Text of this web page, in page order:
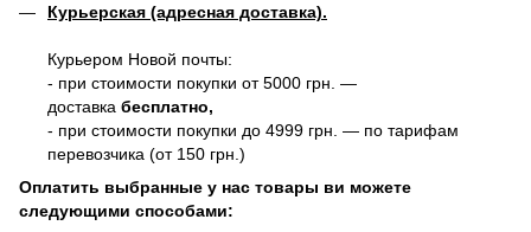
Курьерская (адресная доставка).
Курьером Новой почты:
- при стоимости покупки от 5000 грн. —
доставка бесплатно,
- при стоимости покупки до 4999 грн. — по тарифам
перевозчика (от 150 грн.)
Оплатить выбранные у нас товары ви можете
следующими способами: